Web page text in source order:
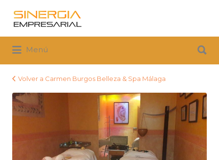
Buscar
por:
Menú
por:
Volver a Carmen Burgos Belleza & Spa Málaga